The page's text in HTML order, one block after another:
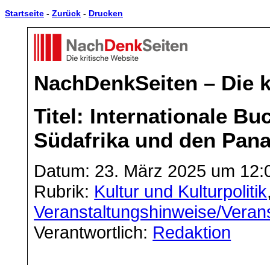
Startseite - Zurück - Drucken
NachDenkSeiten – Die
Titel: Internationale
Südafrika und den
Datum: 23. März 2025 um
Rubrik: Kultur und Kulturpolitik
Veranstaltungshinweise/
Verantwortlich: Redaktion